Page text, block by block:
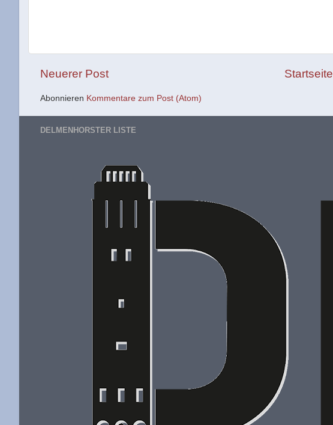
Neuerer Post Startseite
Abonnieren Kommentare zum Post (Atom)
DELMENHORSTER LISTE